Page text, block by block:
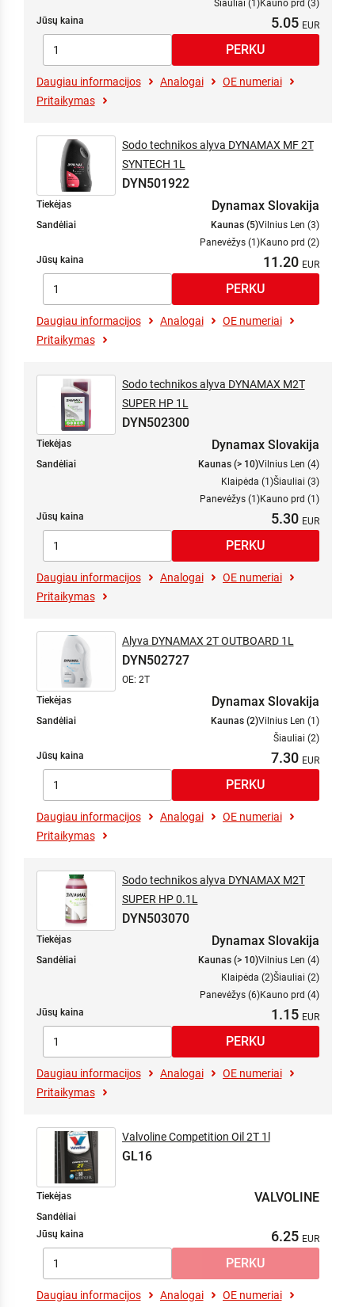
Šiauliai (1)Kauno prd (3)
Jūsų kaina
5.05
Daugiau informacijos Analogai
OE numeriai
Pritaikymas
Sodo technikos alyva DYNAMAX MF 2T
SYNTECH 1L
DYN501922
Tiekėjas Dynamax Slovakija
Sandėliai Kaunas (5)Vilnius Len (3)
Panevėžys (1)Kauno prd (2)
Jūsų kaina
11.20
Daugiau informacijos Analogai
OE numeriai
Pritaikymas
Sodo technikos alyva DYNAMAX M2T
SUPER HP 1L
DYN502300
Tiekėjas Dynamax Slovakija
Sandėliai Kaunas (> 10)Vilnius Len (4)
Klaipėda (1)Šiauliai (3)
Panevėžys (1)Kauno prd (1)
Jūsų kaina
5.30
Daugiau informacijos Analogai
OE numeriai
Pritaikymas
Alyva DYNAMAX 2T OUTBOARD 1L
DYN502727
OE: 2T
Tiekėjas
Dynamax Slovakija
Sandėliai Kaunas (2)Vilnius Len (1)
Šiauliai (2)
Jūsų kaina
7.30
Daugiau informacijos Analogai
OE numeriai
Pritaikymas
Sodo technikos alyva DYNAMAX M2T
SUPER HP 0.1L
DYN503070
Tiekėjas Dynamax Slovakija
Sandėliai Kaunas (> 10)Vilnius Len (4)
Klaipėda (2)Šiauliai (2)
Panevėžys (6)Kauno prd (4)
Jūsų kaina
1.15
Daugiau informacijos Analogai
OE numeriai
Pritaikymas
Valvoline Competition Oil 2T 1l
GL16
Tiekėjas VALVOLINE
Sandėliai
Jūsų kaina
6.25
Daugiau informacijos Analogai
OE numeriai